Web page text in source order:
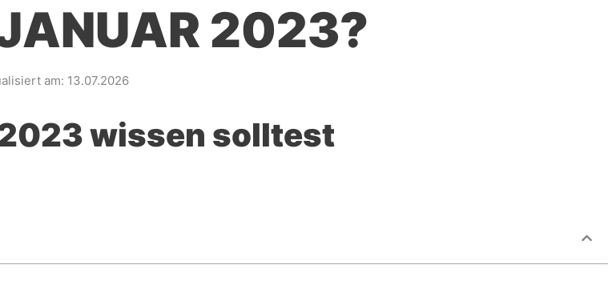
2023?
am: 13.07.2026
wissen solltest